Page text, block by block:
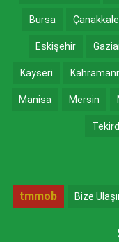
Bursa Çanakkale
Eskişehir
Kayseri
Manisa Mersin
tmmob Bize